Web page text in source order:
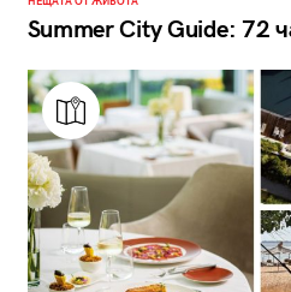
Summer City Guide: 72